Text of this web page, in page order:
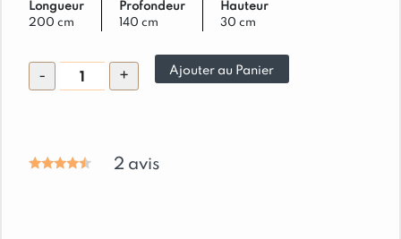
Longueur
200 cm
Profondeur
140 cm
Hauteur
30 cm
-
quantité
de
Gris
+ Ajouter au Panier
2 avis